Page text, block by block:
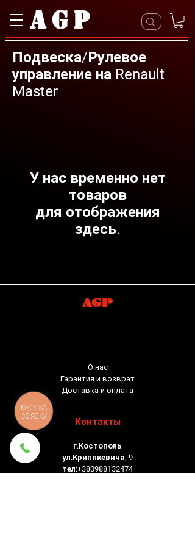
AGP
Подвеска/Рулевое
управление на Renault
Master
У нас временно нет
товаров
для отображения
здесь.
AGP
О нас
Гарантия и возврат
Доставка и оплата
Контакты
г.Костополь
ул.Крипякевича, 9
тел:+380988132474
КНОПКА
ЗВ'ЯЗКУ